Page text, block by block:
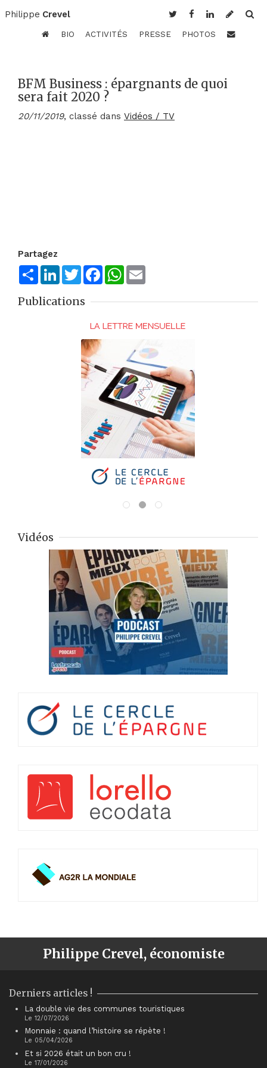
Philippe Crevel
BIO ACTIVITÉS PRESSE PHOTOS
BFM Business : épargnants de quoi
sera fait 2020 ?
20/11/2019, classé dans Vidéos / TV
Partagez
ShareLinkedInTwitterFacebookWhatsApp
Publications
Vidéos
Philippe Crevel, économiste
Derniers articles !
La double vie des communes touristiques
Le 12/07/2026
Monnaie : quand l’histoire se répète !
Le 05/04/2026
Et si 2026 était un bon cru !
Le 17/01/2026